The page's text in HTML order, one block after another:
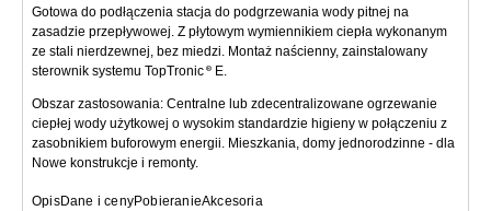
Gotowa do podłączenia stacja do podgrzewania wody pitnej na
zasadzie przepływowej. Z płytowym wymiennikiem ciepła wykonanym
ze stali nierdzewnej, bez miedzi. Montaż naścienny, zainstalowany
sterownik systemu TopTronic
E.
Obszar zastosowania: Centralne lub zdecentralizowane ogrzewanie
ciepłej wody użytkowej o wysokim standardzie higieny w połączeniu z
zasobnikiem buforowym energii. Mieszkania, domy jednorodzinne - dla
Nowe konstrukcje i remonty.
OpisDane i cenyPobieranieAkcesoria